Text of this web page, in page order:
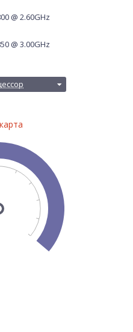
@ 2.60GHz
@ 3.00GHz